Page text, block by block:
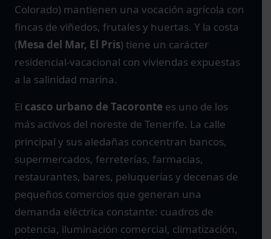
Colorado) mantienen una vocación agrícola con
fincas de viñedos, frutales y huertas. Y la costa
(Mesa del Mar, El Pris) tiene un carácter
residencial-vacacional con viviendas expuestas
a la salinidad marina.
El casco urbano de Tacoronte es uno de los
más activos del noreste de Tenerife. La calle
principal y sus aledañas concentran bancos,
supermercados, ferreterías, farmacias,
restaurantes, bares, peluquerías y decenas de
pequeños comercios que generan una
demanda eléctrica constante: cuadros de
potencia, iluminación comercial, climatización,